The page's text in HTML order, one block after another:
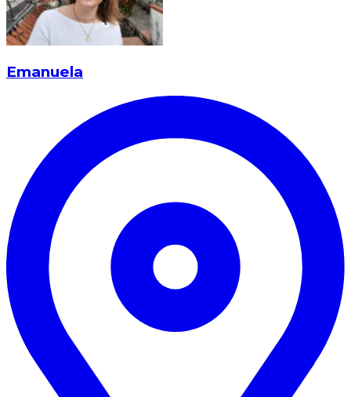
Emanuela